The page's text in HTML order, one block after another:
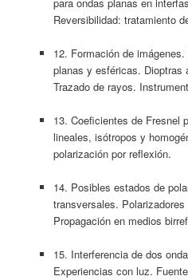
Reversibilidad: tratamiento
12. Formación de
planas y esféricas.
Trazado de rayos.
13. Coeficientes de Fresnel
lineales, isótropos y
polarización por reflexión.
14. Posibles estados de
transversales.
Propagación en medios
15. Interferencia de dos
Experiencias con luz.